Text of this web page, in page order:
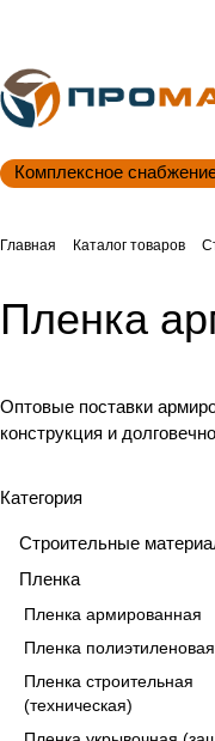
Комплексное
Главная Каталог товаров
Пленка
Оптовые поставки
конструкция и
Категория
Строительные
Пленка
Пленка армированная
Пленка полиэтиленовая
Пленка строительная
(техническая)